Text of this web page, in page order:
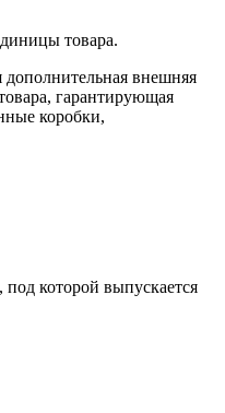
товара.
дополнительная внешняя
гарантирующая
коробки,
которой выпускается